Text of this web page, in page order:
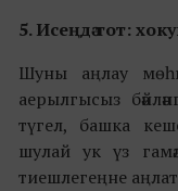
5. Исеңдә тот:
Шуны аңлау
аерылгысыз
түгел, башка
шулай ук үз
тиешлегеңне